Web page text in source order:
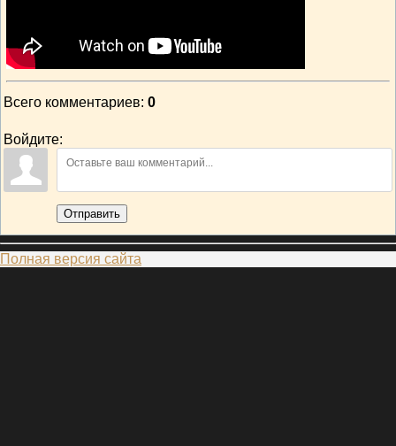
Всего комментариев: 0
Войдите:
Отправить
Полная версия сайта